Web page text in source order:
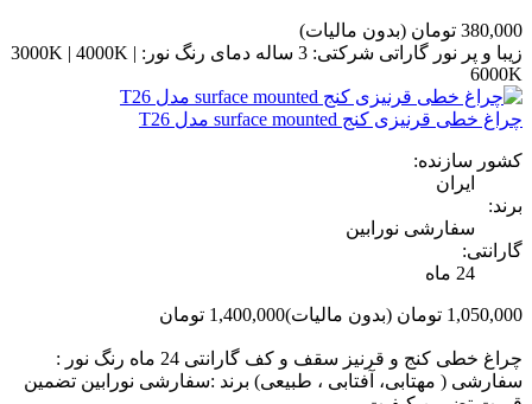
380,000 تومان
(بدون مالیات)
زیبا و پر نور گاراتی شرکتی: 3 ساله دمای رنگ نور: 3000K | 4000K |
6000K
چراغ خطی قرنیزی کنج surface mounted مدل T26
کشور سازنده:
ایران
برند:
سفارشی نورابین
گارانتی:
24 ماه
1,050,000 تومان (بدون مالیات)1,400,000 تومان
چراغ خطی کنج و قرنیز سقف و کف گارانتی 24 ماه رنگ نور :
سفارشی ( مهتابی، آفتابی ، طبیعی) برند :سفارشی نورابین تضمین